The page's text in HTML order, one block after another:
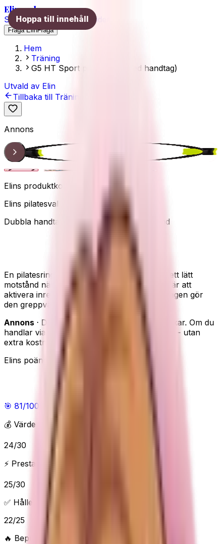
Hoppa till innehåll
Elins val
SkönhetHälsa TräningGuider
Fråga ElinFråga
Hem
Träning
G5 HT Sport pilatesring (med handtag)
Utvald av Elin
Tillbaka till Träning
Annons
Pilatesring
1/ 4
Elins produktkoll
Elins pilatesval
Dubbla handtag
Inre lår & core Lätt motstånd
G5 HT Sport pilatesring – inre lår, core och
En pilatesring med dubbla handtag som ger ett lätt
motstånd när du klämmer ihop den. Tanken är att
aktivera inre lår, core och armar, och handtagen gör
den greppvänlig för pilatespass hemma.
Annons · Den här sidan innehåller reklamlänkar. Om du
handlar via våra länkar kan vi få en provision - utan
extra kostnad för dig.
Elins poäng
Elins poäng
🎯 81/100
💰 Värde för pengarna
24/30
⚡ Prestanda & funktioner
25/30
✅ Håller vad det lovar
22/25
🔥 Beprövad/populär